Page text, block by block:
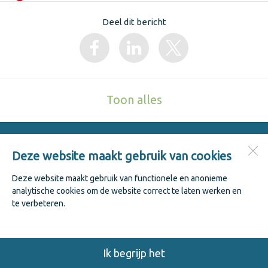
Deze website maakt gebruik van cookies
Deze website maakt gebruik van functionele en anonieme
analytische cookies om de website correct te laten werken en
te verbeteren.
Ik begrijp het
Deel dit bericht
Toon alles
Kastanjestraat 1
1741 WK Schagen